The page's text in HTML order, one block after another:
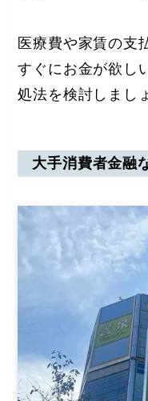
医療費や家賃の支
すぐにお金が欲し
処法を検討しまし
大手消費者金融